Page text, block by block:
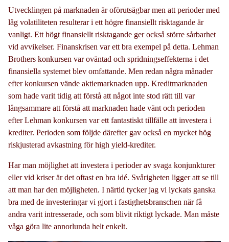
Utvecklingen på marknaden är oförutsägbar men att perioder med
låg volatiliteten resulterar i ett högre finansiellt risktagande är
vanligt. Ett högt finansiellt risktagande ger också större sårbarhet
vid avvikelser. Finanskrisen var ett bra exempel på detta. Lehman
Brothers konkursen var oväntad och spridningseffekterna i det
finansiella systemet blev omfattande. Men redan några månader
efter konkursen vände aktiemarknaden upp. Kreditmarknaden
som hade varit tidig att förstå att något inte stod rätt till var
långsammare att förstå att marknaden hade vänt och perioden
efter Lehman konkursen var ett fantastiskt tillfälle att investera i
krediter. Perioden som följde därefter gav också en mycket hög
riskjusterad avkastning för high yield-krediter.
Har man möjlighet att investera i perioder av svaga konjunkturer
eller vid kriser är det oftast en bra idé. Svårigheten ligger att se till
att man har den möjligheten. I närtid tycker jag vi lyckats ganska
bra med de investeringar vi gjort i fastighetsbranschen när få
andra varit intresserade, och som blivit riktigt lyckade. Man måste
våga göra lite annorlunda helt enkelt.